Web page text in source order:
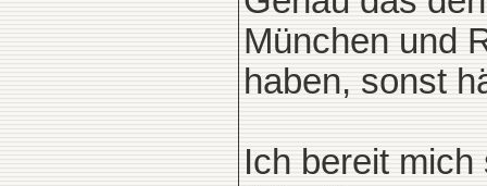
München und
haben, sonst
Ich bereit mich